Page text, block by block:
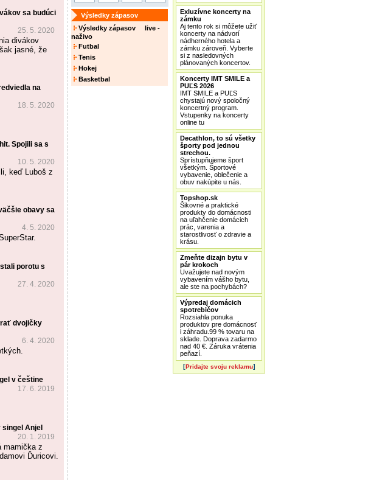
sa budúci
25. 5. 2020
divákov
jasné, že
na
18. 5. 2020
Spojili sa s
10. 5. 2020
keď Luboš z
obavy sa
4. 5. 2020
porotu s
27. 4. 2020
dvojičky
6. 4. 2020
v češtine
17. 6. 2019
Anjel
20. 1. 2019
mamička z
Ďuricovi.
Výsledky zápasov
Výsledky zápasov live -
naživo
Futbal
Tenis
Hokej
Basketbal
Exluzívne koncerty na
zámku
Aj tento rok si môžete užiť
koncerty na nádvorí
nádherného hotela a
zámku zároveň. Vyberte
si z nasledovných
plánovaných koncertov.
Koncerty IMT SMILE a
PUĽS 2026
IMT SMILE a PUĽS
chystajú nový spoločný
koncertný program.
Vstupenky na koncerty
online tu
Decathlon, to sú všetky
športy pod jednou
strechou.
Sprístupňujeme šport
všetkým. Športové
vybavenie, oblečenie a
obuv nakúpite u nás.
Topshop.sk
Šikovné a praktické
produkty do domácnosti
na uľahčenie domácich
prác, varenia a
starostlivosť o zdravie a
krásu.
Zmeňte dizajn bytu v
pár krokoch
Uvažujete nad novým
vybavením vášho bytu,
ale ste na pochybách?
Výpredaj domácich
spotrebičov
Rozsiahla ponuka
produktov pre domácnosť
i záhradu.99 % tovaru na
sklade. Doprava zadarmo
nad 40 €. Záruka vrátenia
peňazí.
[Pridajte svoju reklamu]